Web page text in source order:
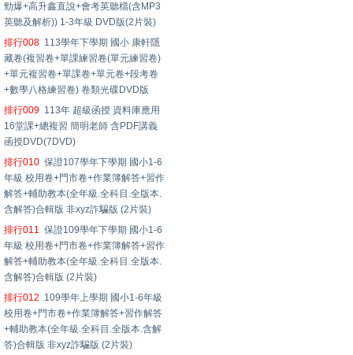
勁爆+高升鑫直說+會考英聽檔(含MP3
英聽及解析)) 1-3年級 DVD版(2片裝)
排行008 113學年下學期 國小 康軒隱
藏卷(複習卷+單課練習卷(單元練習卷)
+單元複習卷+單課卷+單元卷+段考卷
+數學八格練習卷) 卷類光碟DVD版
排行009 113年 超級函授 資料庫應用
16堂課+總複習 簡明老師 含PDF講義
函授DVD(7DVD)
排行010 保證107學年下學期 國小1-6
年級 校用卷+門市卷+作業簿解答+習作
解答+輔助教本(全年級.全科目.全版本.
含解答)合輯版 非xyz詐騙版 (2片裝)
排行011 保證109學年下學期 國小1-6
年級 校用卷+門市卷+作業簿解答+習作
解答+輔助教本(全年級.全科目.全版本.
含解答)合輯版 (2片裝)
排行012 109學年上學期 國小1-6年級
校用卷+門市卷+作業簿解答+習作解答
+輔助教本(全年級.全科目.全版本.含解
答)合輯版 非xyz詐騙版 (2片裝)